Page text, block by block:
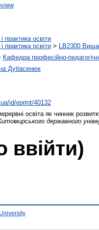
практика освіти
практика освіти > LB2300 Вища
Кафедра професійно-
Дубасенюк
id/eprint/40132
освіта як чинник
державного
ввійти)